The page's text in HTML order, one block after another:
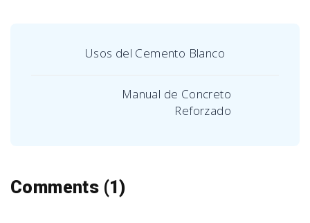
Usos del Cemento Blanco
Manual de Concreto
Reforzado
Comments (1)